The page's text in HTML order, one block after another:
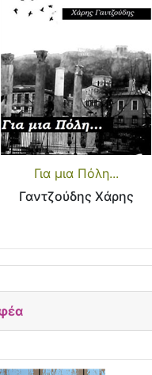
Για μια Πόλη...
Γαντζούδης Χάρης